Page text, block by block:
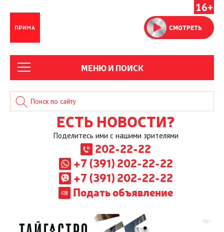
16+
СМОТРЕТЬ
МЕНЮ И ПОИСК
ЕСТЬ НОВОСТИ?
Поделитесь ими с нашими зрителями
202-22-22
+7 (391) 202-22-22
+7 (391) 202-22-22
Подать объявление